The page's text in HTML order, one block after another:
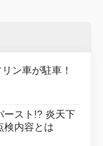
ン車が駐車！
ースト!? 炎天下
検内容とは